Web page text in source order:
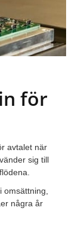
för
avtalet när
sig till
några år